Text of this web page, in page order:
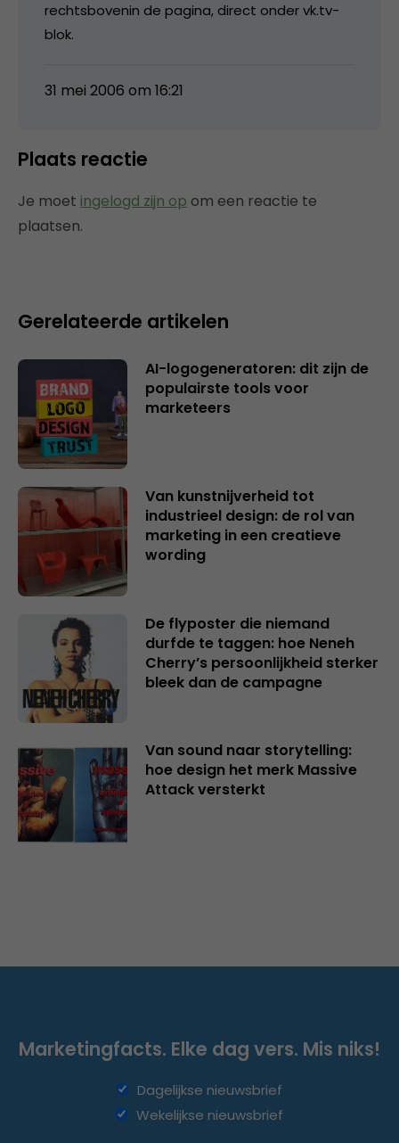
rechtsbovenin de pagina, direct onder vk.tv-
blok.
31 mei 2006 om 16:21
Plaats reactie
Je moet ingelogd zijn op om een reactie te
plaatsen.
Gerelateerde artikelen
AI-logogeneratoren: dit zijn de
populairste tools voor
marketeers
Van kunstnijverheid tot
industrieel design: de rol van
marketing in een creatieve
wording
De flyposter die niemand
durfde te taggen: hoe Neneh
Cherry’s persoonlijkheid sterker
bleek dan de campagne
Van sound naar storytelling:
hoe design het merk Massive
Attack versterkt
Marketingfacts. Elke dag vers. Mis niks!
Dagelijkse nieuwsbrief
Wekelijkse nieuwsbrief